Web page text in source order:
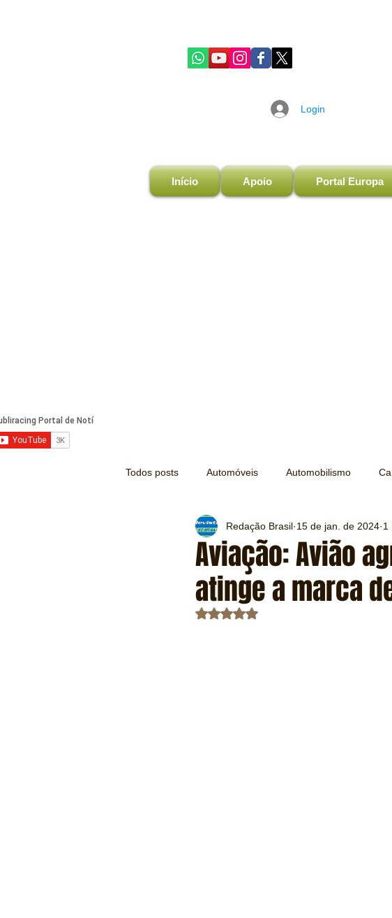
Login
Início Apoio Portal Europa
Todos posts Automóveis Automobilismo
Turismo Lazer Transporte
Mecânica e Peças Segurança Testes e
Aviação: Avião
atinge a marca
Redação Brasil 15 de jan. de 2024 1
Avaliado com NaN de 5 estrelas.